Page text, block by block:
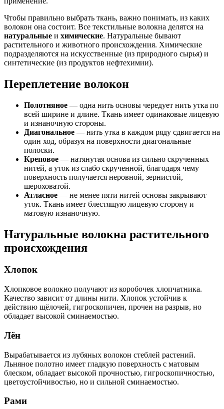
Чтобы правильно выбрать ткань, важно понимать, из каких
волокон она состоит. Все текстильные волокна делятся на
натуральные и химические. Натуральные бывают
растительного и животного происхождения. Химические
подразделяются на искусственные (из природного сырья) и
синтетические (из продуктов нефтехимии).
Переплетение волокон
Полотняное — одна нить основы чередует нить утка по
всей ширине и длине. Ткань имеет одинаковые лицевую
и изнаночную стороны.
Диагональное — нить утка в каждом ряду сдвигается на
один ход, образуя на поверхности диагональные
полоски.
Креповое — натянутая основа из сильно скрученных
нитей, а уток из слабо скрученной, благодаря чему
поверхность получается неровной, зернистой,
шероховатой.
Атласное — не менее пяти нитей основы закрывают
уток. Ткань имеет блестящую лицевую сторону и
матовую изнаночную.
Натуральные волокна растительного
происхождения
Хлопок
Хлопковое волокно получают из коробочек хлопчатника.
Качество зависит от длины нити. Хлопок устойчив к
действию щёлочей, гигроскопичен, прочен на разрыв, но
обладает высокой сминаемостью.
Лён
Вырабатывается из лубяных волокон стеблей растений.
Льняное полотно имеет гладкую поверхность с матовым
блеском, обладает высокой прочностью, гигроскопичностью,
цветоустойчивостью, но и сильной сминаемостью.
Рами